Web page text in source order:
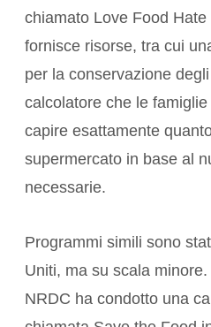
chiamato Love Food
fornisce risorse, tra cui
per la conservazione
calcolatore che le
capire esattamente
supermercato in base al
necessarie.
Programmi simili sono
Uniti, ma su scala
NRDC ha condotto una